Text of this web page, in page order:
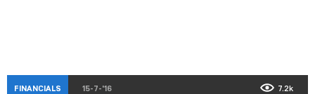
FINANCIALS 15-7-'16 7.2k